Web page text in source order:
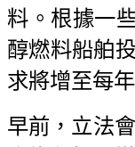
料。根據一
醇燃料船舶
求將增至每
早前，立法